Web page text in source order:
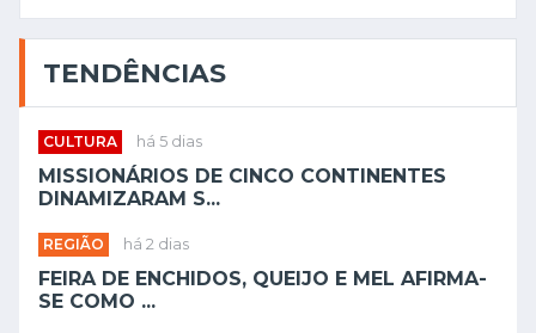
TENDÊNCIAS
CULTURA há 5 dias
MISSIONÁRIOS DE CINCO CONTINENTES
DINAMIZARAM S...
REGIÃO há 2 dias
FEIRA DE ENCHIDOS, QUEIJO E MEL AFIRMA-
SE COMO ...